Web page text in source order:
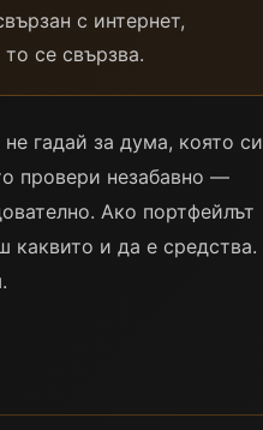
с интернет,
се свързва.
гадай за дума, която си
провери незабавно —
Ако портфейлът
каквито и да е средства.